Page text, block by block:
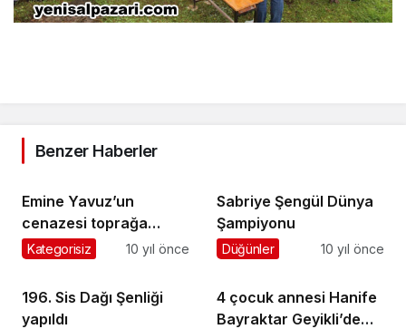
Benzer Haberler
Emine Yavuz’un
cenazesi toprağa
verildi
Kategorisiz 10 yıl önce
Sabriye Şengül Dünya
Şampiyonu
Düğünler 10 yıl önce
196. Sis Dağı Şenliği
yapıldı
4 çocuk annesi Hanife
Bayraktar Geyikli’de